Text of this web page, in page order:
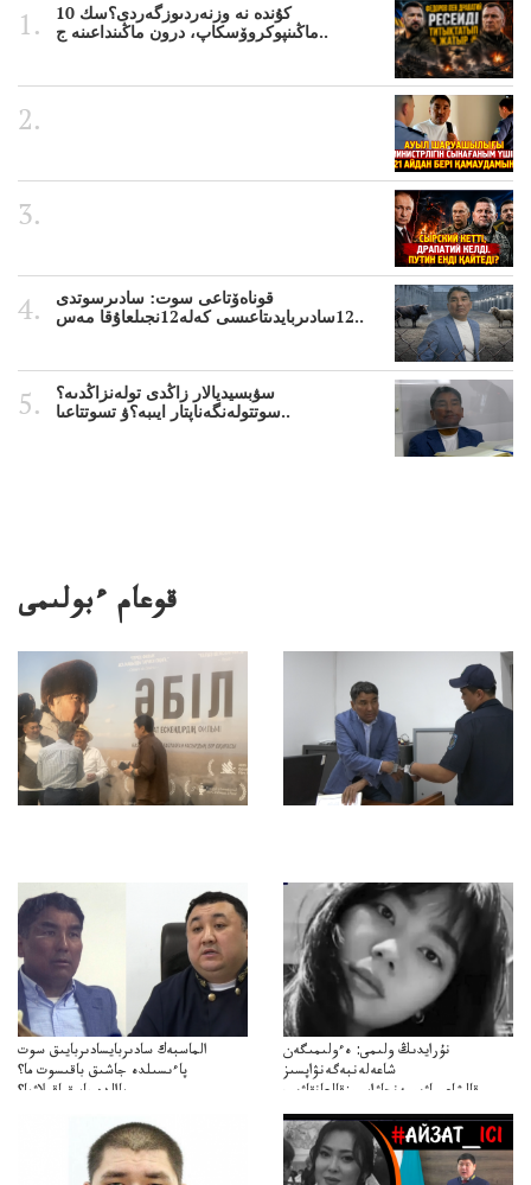
10 كۇندە نە وزنەردىوزگەردى؟سك
ماڭىنپوكروۆسكاپ، درون ماڭىنداعىنە ج..
قوناەۆتاعى سوت: سادىرسوتدى
12سادىربايدىتاعىسى كەلە12نجىلعاۇقا مەس..
سۋبسيديالار زاڭدى تولەنزاڭدىە؟
سوتتولەنگەناپتار ايىبە؟ۋ تسوتتاعىا..
قوعام ءبولىمى
الماسبەك سادىربايسادىربايىق سوت
پاءىسىلدە جاشىق باقىسوت ما؟
پاالدەجابىقباقىلاۋما؟
نۇرايدىڭ ولىمى: ەءولىمىگەن
شاعەلەنبەگەنۋاپسىز
قالشاعىماۋىپمەنجاۋاپسىزقالعانقاۋىپ